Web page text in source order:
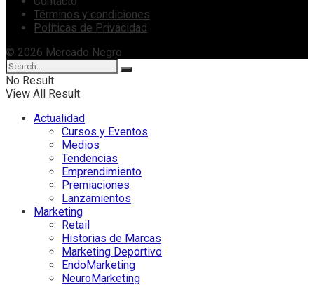
Términos y condiciones
Políticas de Privacidad
© 2026 Mercado Negro
No Result
View All Result
Actualidad
Cursos y Eventos
Medios
Tendencias
Emprendimiento
Premiaciones
Lanzamientos
Marketing
Retail
Historias de Marcas
Marketing Deportivo
EndoMarketing
NeuroMarketing